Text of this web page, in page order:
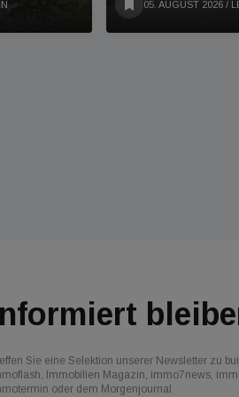
05. AUGUST 2026 /
Sie eine Selektion unserer Newsletter zu
Immobilien Magazin, immo7news,
oder dem Morgenjournal